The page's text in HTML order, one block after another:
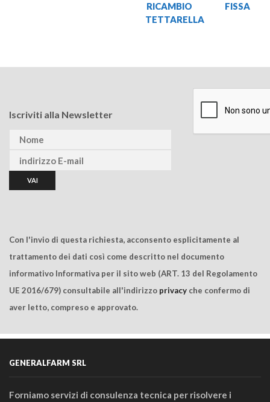
RICAMBIO
TETTARELLA
FISSA
Iscriviti alla Newsletter
Con l'invio di questa richiesta, acconsento esplicitamente al
trattamento dei dati così come descritto nel documento
informativo Informativa per il sito web (ART. 13 del Regolamento
UE 2016/679) consultabile all'indirizzo privacy che confermo di
aver letto, compreso e approvato.
GENERALFARM SRL
Forniamo servizi di consulenza tecnica per risolvere i